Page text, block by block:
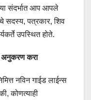
या संदर्भात आप आपले
सदस्य, पत्रकार, शिव
उपस्थित होते.
अनुकरण करा
नविन गाईड लाईन्स
कोणत्याही